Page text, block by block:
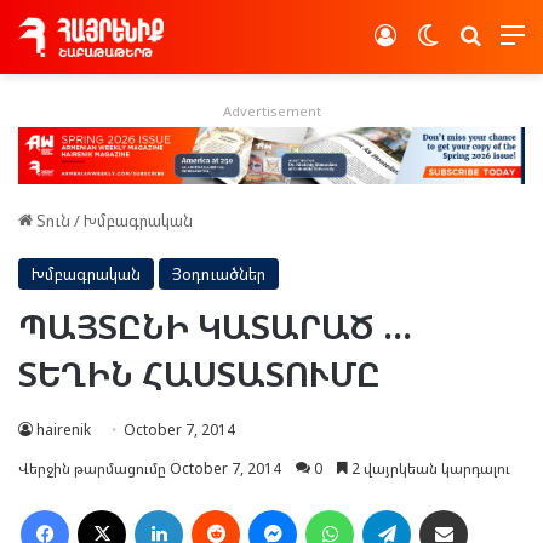
Switch skin
Log In
Advertisement
Տուն /Խմբագրական
Խմբագրական Յօդուածներ
ՊԱՅՏԸՆԻ ԿԱՏԱՐԱԾ …
ՏԵՂԻՆ ՀԱՍՏԱՏՈՒՄԸ
hairenik
October 7, 2014
Վերջին թարմացումը October 7, 2014
0 2 վայրկեան կարդալու
Facebook LinkedIn Reddit MessengerWhatsAppTelegram